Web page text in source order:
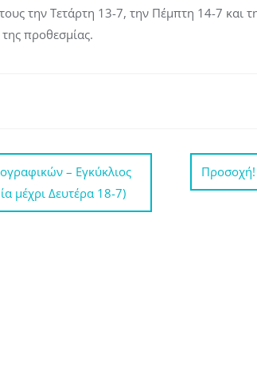
την Τετάρτη 13-7, την Πέμπτη 14-7 και
προθεσμίας.
– Εγκύκλιος
μέχρι Δευτέρα 18-7)